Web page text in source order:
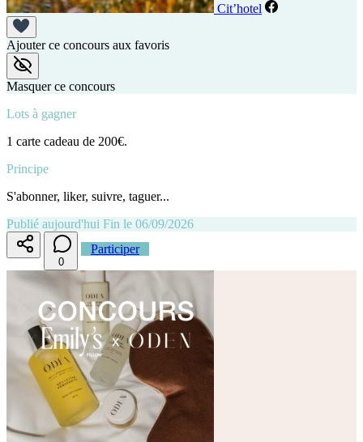
Cit’hotel
Ajouter ce concours aux favoris
Masquer ce concours
Lots à gagner
1 carte cadeau de 200€.
Principe
S'abonner, liker, suivre, taguer...
Publié aujourd'hui Fin le 06/09/2026
0
Participer